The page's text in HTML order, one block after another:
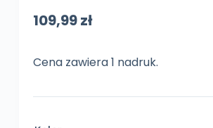
109,99zł
Cena zawiera 1 nadruk.